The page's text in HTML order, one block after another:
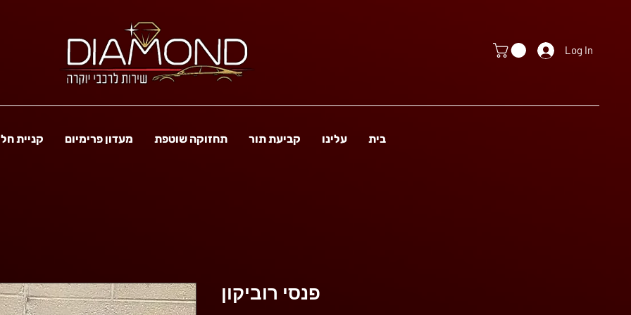
Log In
קניית מעדון פרימיום תחזוקה שוטפת קביעת תור עלינו בית
פנסי רוביקון